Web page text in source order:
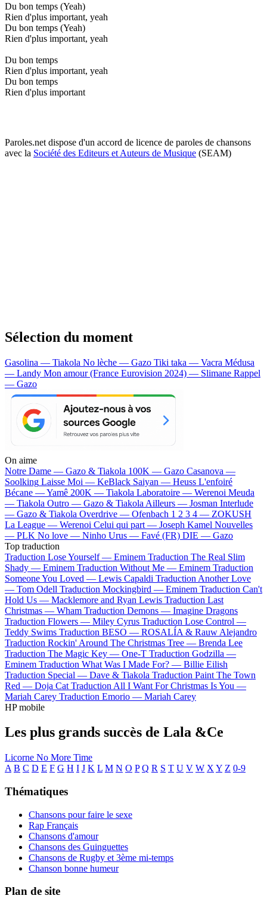
Du bon temps (Yeah)
Rien d'plus important, yeah
Du bon temps (Yeah)
Rien d'plus important, yeah
Du bon temps
Rien d'plus important, yeah
Du bon temps
Rien d'plus important
Paroles.net dispose d'un accord de licence de paroles de chansons
avec la Société des Editeurs et Auteurs de Musique (SEAM)
Sélection du moment
Gasolina — Tiakola No lèche — Gazo Tiki taka — Vacra Médusa
— Landy Mon amour (France Eurovision 2024) — Slimane Rappel
— Gazo
On aime
Notre Dame — Gazo & Tiakola 100K — Gazo Casanova —
Soolking Laisse Moi — KeBlack Saiyan — Heuss L'enfoiré
Bécane —Yamê 200K — Tiakola Laboratoire — Werenoi Meuda
— Tiakola Outro — Gazo & Tiakola Ailleurs — Josman Interlude
— Gazo & Tiakola Overdrive — Ofenbach 1 2 3 4 — ZOKUSH
La League — Werenoi Celui qui part — Joseph Kamel Nouvelles
— PLK No love — Ninho Urus — Favé (FR) DIE — Gazo
Top traduction
Traduction Lose Yourself — Eminem Traduction The Real Slim
Shady — Eminem Traduction Without Me — Eminem Traduction
Someone You Loved — Lewis Capaldi Traduction Another Love
— Tom Odell Traduction Mockingbird — Eminem Traduction Can't
Hold Us — Macklemore and Ryan Lewis Traduction Last
Christmas — Wham Traduction Demons — Imagine Dragons
Traduction Flowers — Miley Cyrus Traduction Lose Control —
Teddy Swims Traduction BESO — ROSALÍA & Rauw Alejandro
Traduction Rockin' Around The Christmas Tree — Brenda Lee
Traduction The Magic Key — One-T Traduction Godzilla —
Eminem Traduction What Was I Made For? — Billie Eilish
Traduction Special — Dave & Tiakola Traduction Paint The Town
Red — Doja Cat Traduction All I Want For Christmas Is You —
Mariah Carey Traduction Emorio — Mariah Carey
HP mobile
Les plus grands succès de Lala &Ce
Licorne No More Time
A B C D E F G H I J K L M N O P Q R S T U V W X Y Z 0-9
Thématiques
Chansons pour faire le sexe
Rap Français
Chansons d'amour
Chansons des Guinguettes
Chansons de Rugby et 3ème mi-temps
Chanson bonne humeur
Plan de site